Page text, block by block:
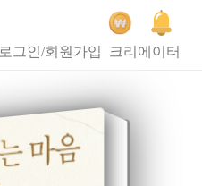
로그인/회원가입 크리에이터